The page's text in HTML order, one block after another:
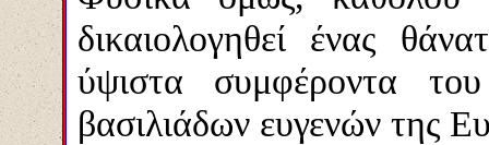
δικαιολογηθεί ένας
ύψιστα συμφέροντα
βασιλιάδων ευγενών της